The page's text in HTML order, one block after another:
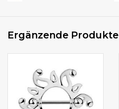
Ergänzende Produkte